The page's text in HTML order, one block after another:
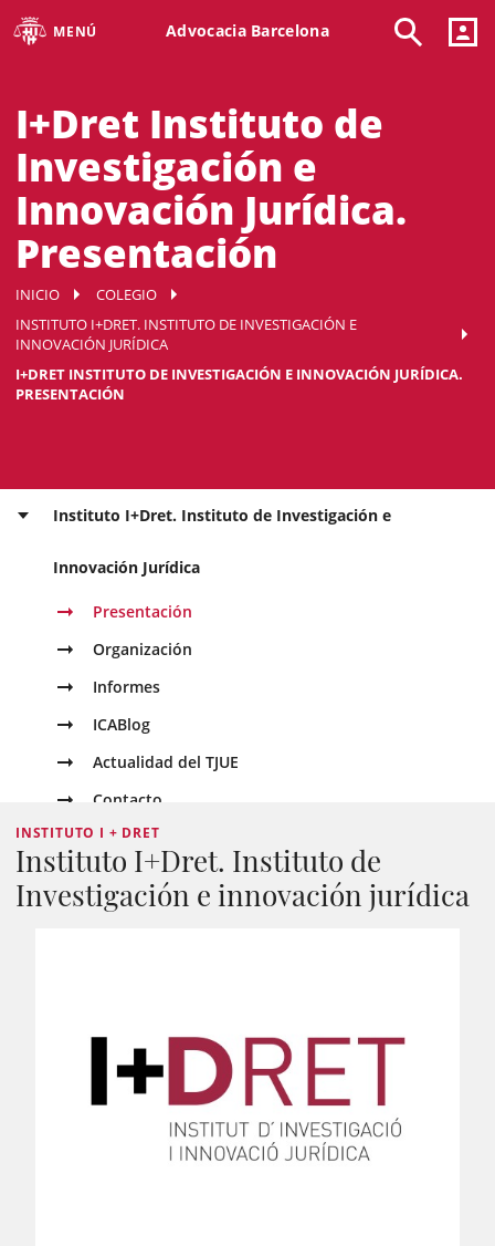
MENÚ Advocacia Barcelona
I+Dret Instituto de
Investigación e
Innovación Jurídica.
Presentación
INICIO
COLEGIO
INSTITUTO I+DRET. INSTITUTO DE INVESTIGACIÓN E
INNOVACIÓN JURÍDICA
I+DRET INSTITUTO DE INVESTIGACIÓN E INNOVACIÓN JURÍDICA.
PRESENTACIÓN
Instituto I+Dret. Instituto de Investigación e
Innovación Jurídica
Presentación
Organización
Informes
ICABlog
Actualidad del TJUE
Contacto
INSTITUTO I + DRET
Instituto I+Dret. Instituto de
Investigación e innovación jurídica